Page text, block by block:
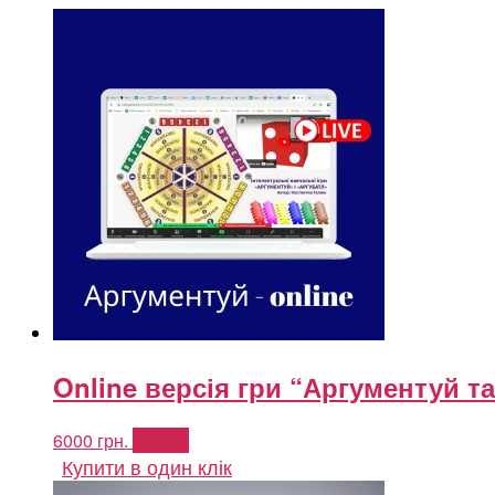
Online версія гри “Аргументуй
6000 грн.
Купити в один клік